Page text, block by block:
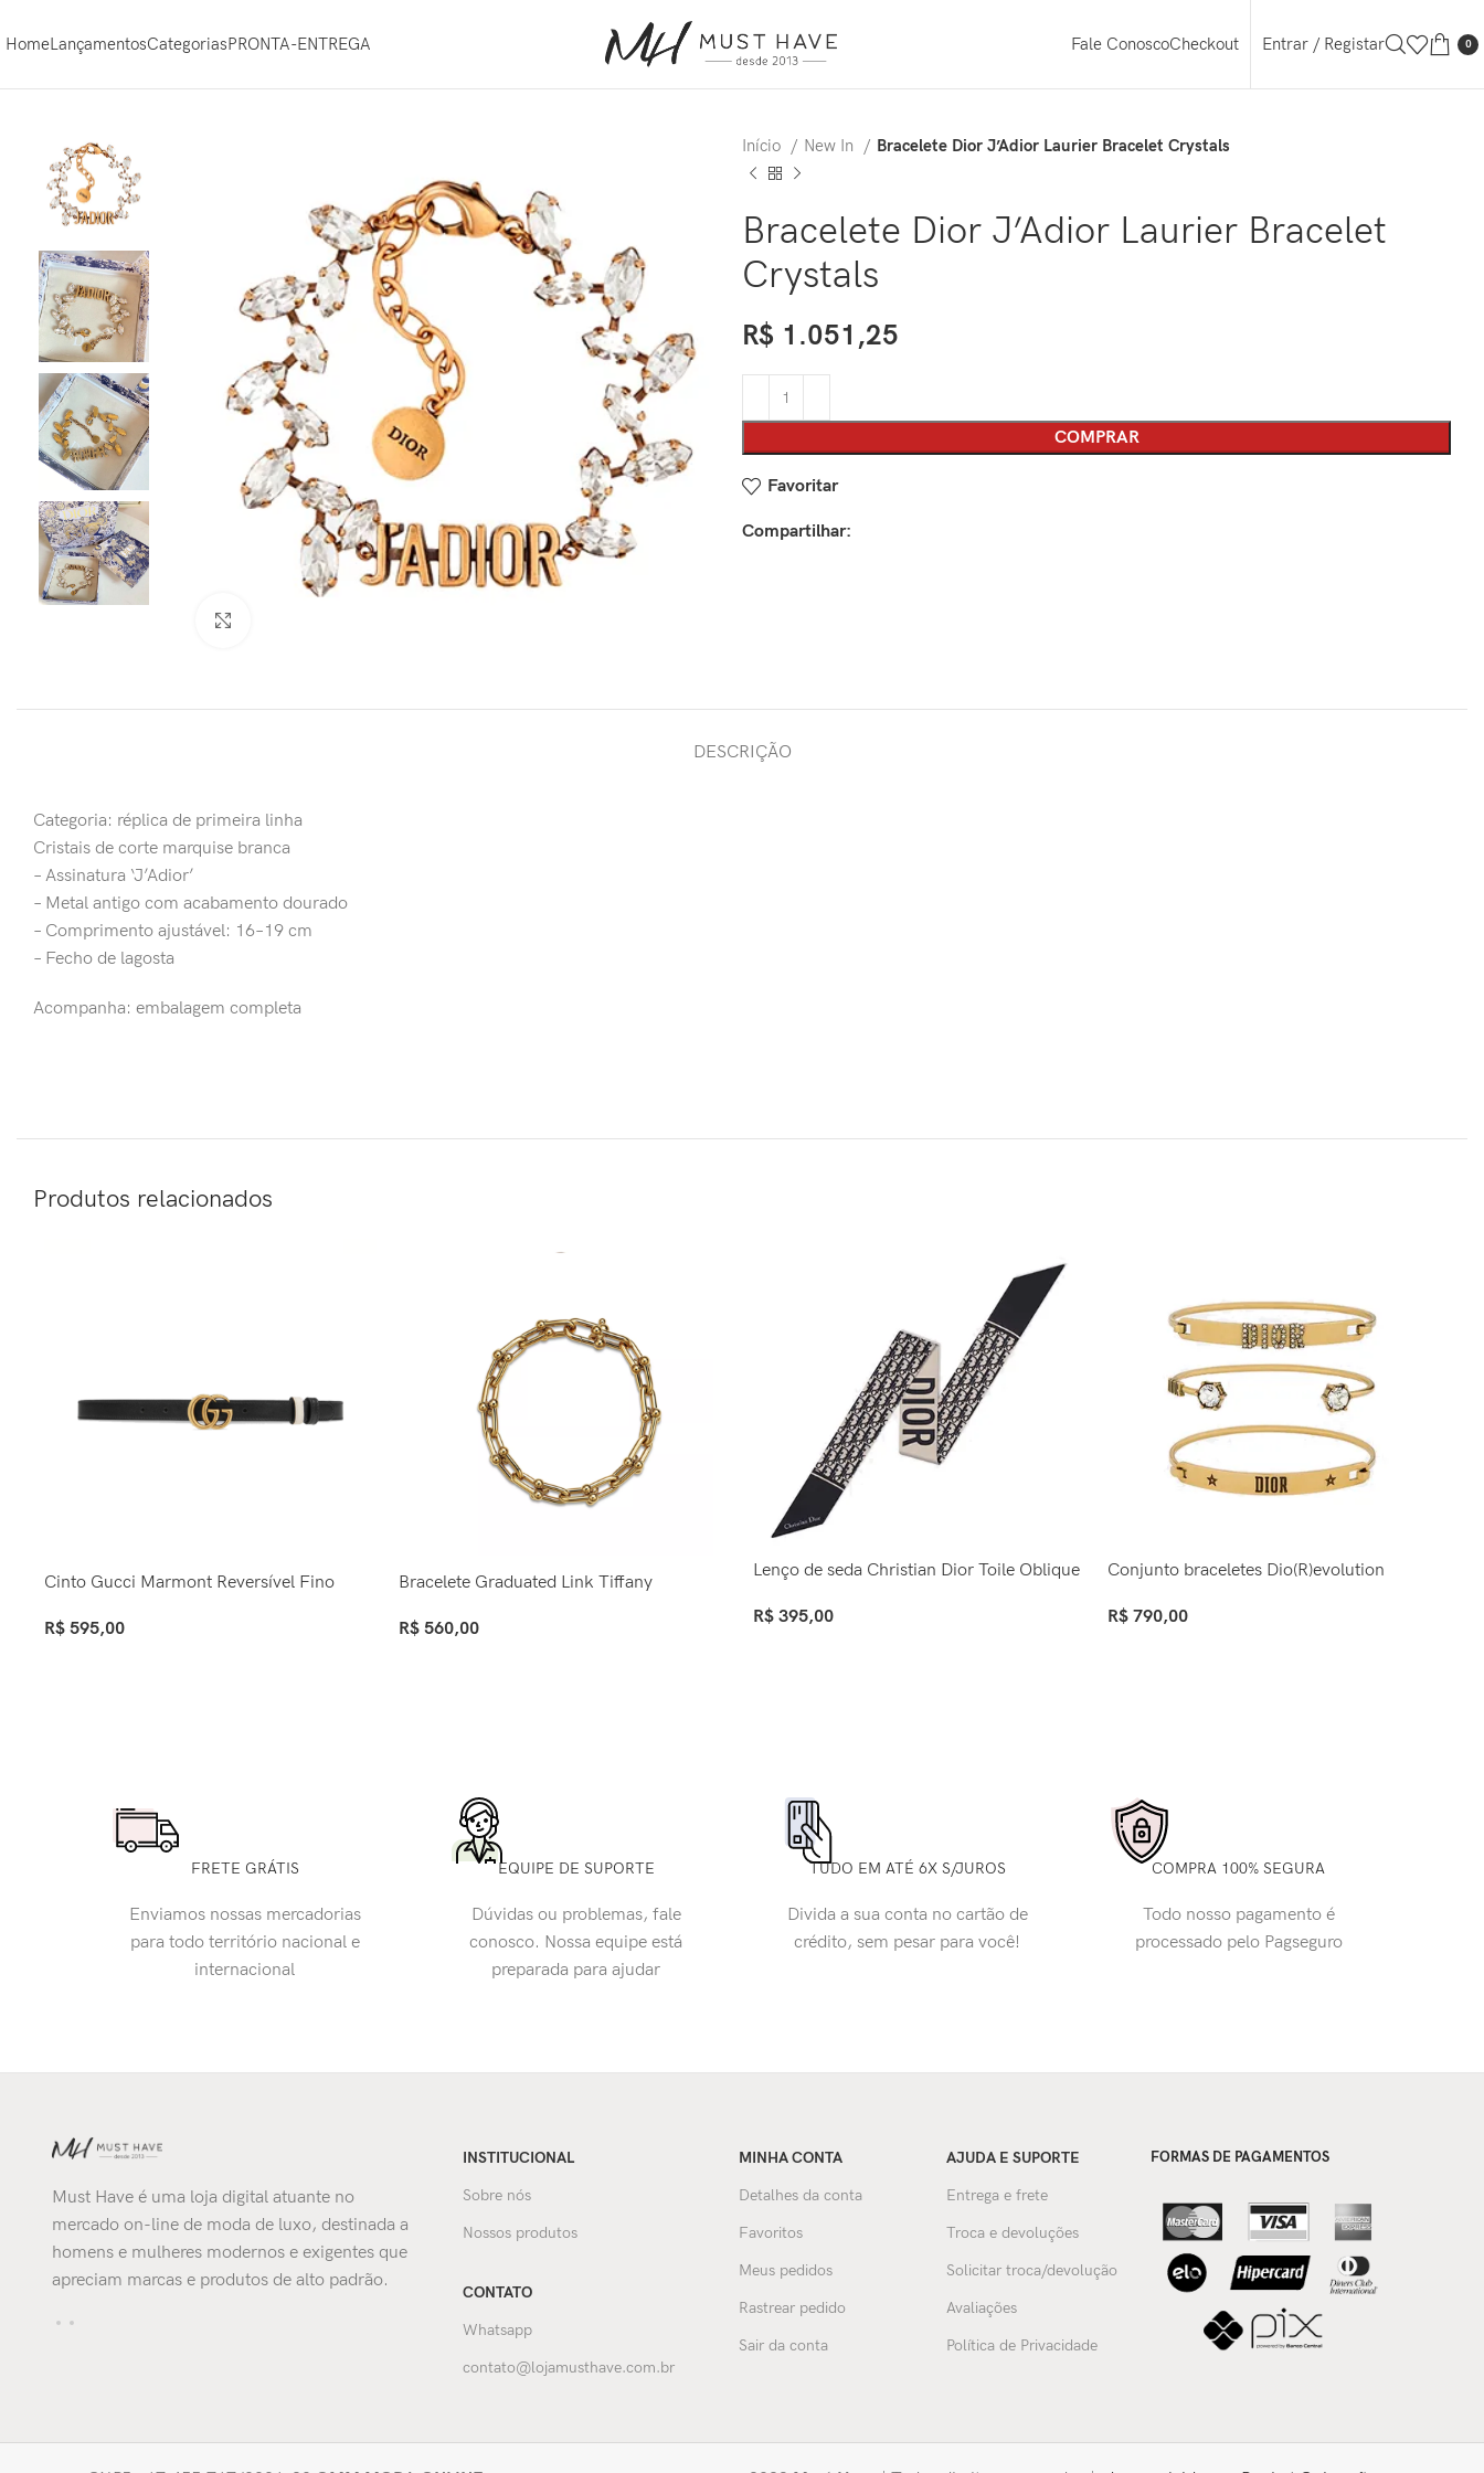
HomeLançamentosCategoriasPRONTA-ENTREGA Fale ConoscoCheckout Entrar / Registar 0
Início New In Bracelete Dior J’Adior Laurier Bracelet Crystals
Bracelete Dior J’Adior Laurier Bracelet
Crystals
R$ 1.051,25
COMPRAR
Favoritar
Compartilhar:
DESCRIÇÃO
Categoria: réplica de primeira linha
Cristais de corte marquise branca
– Assinatura ‘J’Adior’
– Metal antigo com acabamento dourado
– Comprimento ajustável: 16–19 cm
– Fecho de lagosta
Acompanha: embalagem completa
Produtos relacionados
Cinto Gucci Marmont Reversível Fino
R$ 595,00
Bracelete Graduated Link Tiffany
R$ 560,00
Lenço de seda Christian Dior Toile Oblique
R$ 395,00
Conjunto braceletes Dio(R)evolution
R$ 790,00
FRETE GRÁTIS
Enviamos nossas mercadorias
para todo território nacional e
internacional
EQUIPE DE SUPORTE
Dúvidas ou problemas, fale
conosco. Nossa equipe está
preparada para ajudar
TUDO EM ATÉ 6X S/JUROS
Divida a sua conta no cartão de
crédito, sem pesar para você!
COMPRA 100% SEGURA
Todo nosso pagamento é
processado pelo Pagseguro
Must Have é uma loja digital atuante no
mercado on-line de moda de luxo, destinada a
homens e mulheres modernos e exigentes que
apreciam marcas e produtos de alto padrão.
INSTITUCIONAL
Sobre nós
Nossos produtos
CONTATO
Whatsapp
contato@lojamusthave.com.br
MINHA CONTA
Detalhes da conta
Favoritos
Meus pedidos
Rastrear pedido
Sair da conta
AJUDA E SUPORTE
Entrega e frete
Troca e devoluções
Solicitar troca/devolução
Avaliações
Política de Privacidade
FORMAS DE PAGAMENTOS